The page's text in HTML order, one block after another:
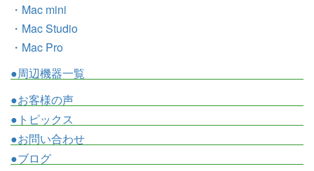
・Mac mini
・Mac Studio
・Mac Pro
●周辺機器一覧
●お客様の声
●トピックス
●お問い合わせ
●ブログ